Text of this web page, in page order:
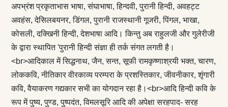
अपभ्रंश प्रकृताभास भाषा, संघाभाषा, हिन्दवी, पुरानी हिन्दी, अवहट्ट
अवहंस, देसिलबयनर, डिंगल, पुरानी राजस्थानी गूजरी, पिंगल, भाखा,
कोसली, दक्खिनी हिन्दी, देशभाषा आदि। किन्तु अब राहुलजी और गुलेरीजी
के द्वारा स्थापित 'पुरानी हिन्दी संज्ञा ही तर्क संगत लगती है।
<br>आदिकाल में सिद्धनाथ, जैन, सन्त, सूफी रामकृष्णाश्रयी भक्त, चारण,
लोककवि, नीतिकार वीरकाव्य परम्परा के प्रशस्तिकार, जीवनीकार, शृंगारी
कवि, वैयाकरण गद्यकार सभी का योगदान रहा है।<br>आदि हिन्दी कवि के
रूप में पुष्य, पुण्ड, पुष्पदंत, विमलसूरि आदि की अपेक्षा सरहपाद- सरह